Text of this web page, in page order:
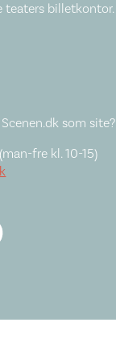
teaters billetkontor.
som site?
fre kl. 10-15)